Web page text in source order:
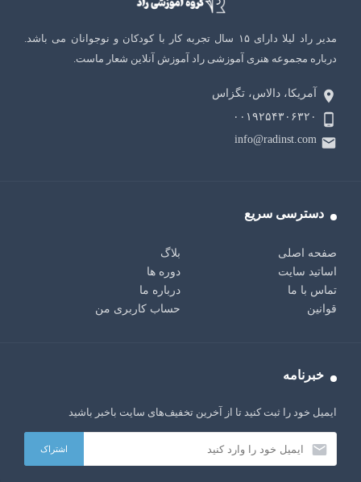
مدیر راد لیلا دارای ۱۵ سال تجربه کار با کودکان و نوجوانان می باشد.
درباره مجموعه هنری آموزشی راد آموزش آنلاین شعار ماست.
آمریکا، دالاس، تگزاس
۰۰۱۹۲۵۴۳۰۶۳۲۰
info@radinst.com
دسترسی سریع
صفحه اصلی
بلاگ
اساتید سایت
دوره ها
تماس با ما
درباره ما
قوانین
حساب کاربری من
خبرنامه
ایمیل خود را ثبت کنید تا از آخرین تخفیف‌های سایت باخبر باشید